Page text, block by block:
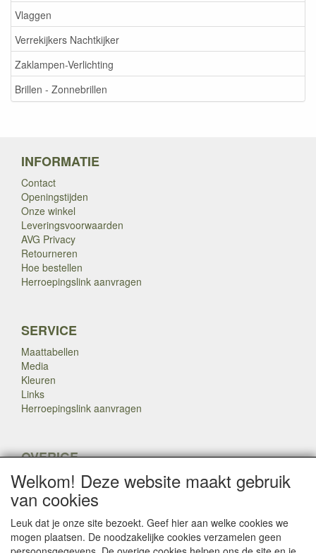
Vlaggen
Verrekijkers Nachtkijker
Zaklampen-Verlichting
Brillen - Zonnebrillen
INFORMATIE
Contact
Openingstijden
Onze winkel
Leveringsvoorwaarden
AVG Privacy
Retourneren
Hoe bestellen
Herroepingslink aanvragen
SERVICE
Maattabellen
Media
Kleuren
Links
Herroepingslink aanvragen
OVERIGE
Veteranen
Nieuws
Inkoop
Herroepingslink aanvragen
Welkom! Deze website maakt gebruik
van cookies
Leuk dat je onze site bezoekt. Geef hier aan welke cookies we
mogen plaatsen. De noodzakelijke cookies verzamelen geen